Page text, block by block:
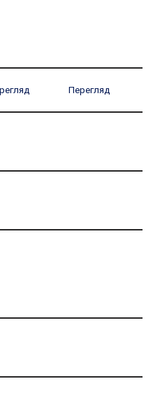
Перегляд